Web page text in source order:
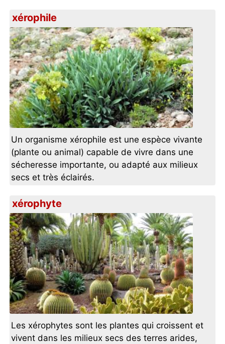
xérophile
Un organisme xérophile est une espèce vivante
(plante ou animal) capable de vivre dans une
sécheresse importante, ou adapté aux milieux
secs et très éclairés.
xérophyte
Les xérophytes sont les plantes qui croissent et
vivent dans les milieux secs des terres arides,